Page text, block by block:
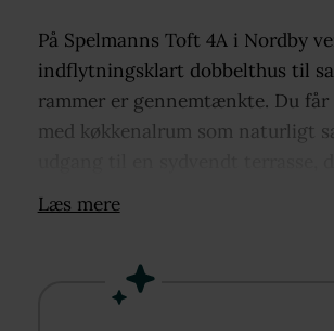
På Spelmanns Toft 4A i Nordby
indflytningsklart dobbelthus til
rammer er gennemtænkte. Du
med køkkenalrum som naturligt
opholdszonen. I stueplan er der
soveværelse og boligens andet
Læs mere